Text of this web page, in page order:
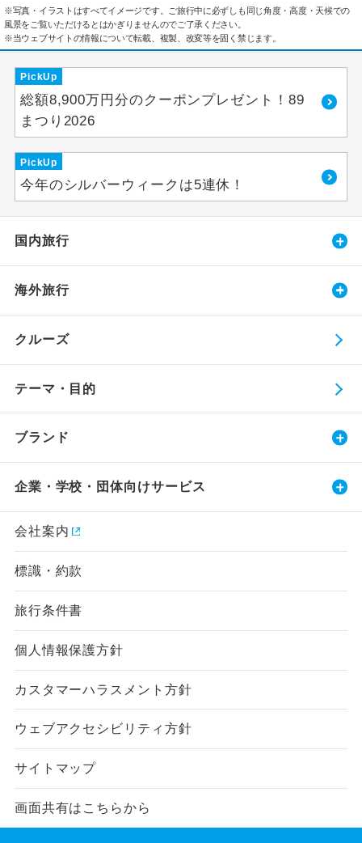
※写真・イラストはすべてイメージです。ご旅行中に必ずしも同じ角度・高度・天候での
風景をご覧いただけるとはかぎりませんのでご了承ください。
※当ウェブサイトの情報について転載、複製、改変等を固く禁じます。
PickUp
総額8,900万円分のクーポンプレゼント！89
まつり2026
PickUp
今年のシルバーウィークは5連休！
国内旅行
海外旅行
クルーズ
テーマ・目的
ブランド
企業・学校・団体向けサービス
会社案内
標識・約款
旅行条件書
個人情報保護方針
カスタマーハラスメント方針
ウェブアクセシビリティ方針
サイトマップ
画面共有はこちらから